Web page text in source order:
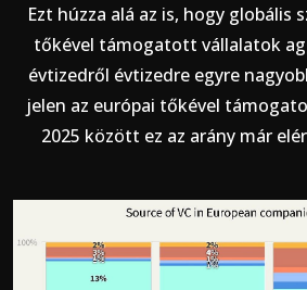
Ezt húzza alá az is, hogy globális
tőkével támogatott vállalatok
évtizedről évtizedre egyre
jelen az európai tőkével
2025 között ez az arány már